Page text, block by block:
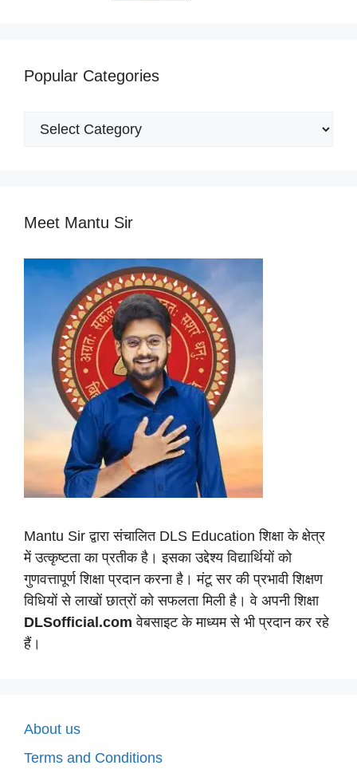
Popular Categories
Popular
Meet Mantu Sir
Mantu Sir द्वारा संचालित DLS Education शिक्षा के क्षेत्र
में उत्कृष्टता का प्रतीक है। इसका उद्देश्य विद्यार्थियों को
गुणवत्तापूर्ण शिक्षा प्रदान करना है। मंटू सर की प्रभावी शिक्षण
विधियों से लाखों छात्रों को सफलता मिली है। वे अपनी शिक्षा
DLSofficial.com वेबसाइट के माध्यम से भी प्रदान कर रहे
हैं।
About us
Terms and Conditions